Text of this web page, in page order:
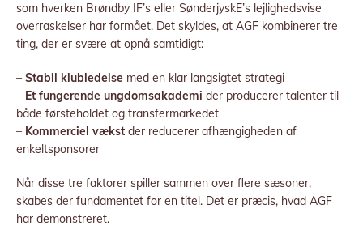
som hverken Brøndby IF’s eller SønderjyskE’s lejlighedsvise
overraskelser har formået. Det skyldes, at AGF kombinerer tre
ting, der er svære at opnå samtidigt:
– Stabil klubledelse med en klar langsigtet strategi
– Et fungerende ungdomsakademi der producerer talenter til
både førsteholdet og transfermarkedet
– Kommerciel vækst der reducerer afhængigheden af
enkeltsponsorer
Når disse tre faktorer spiller sammen over flere sæsoner,
skabes der fundamentet for en titel. Det er præcis, hvad AGF
har demonstreret.